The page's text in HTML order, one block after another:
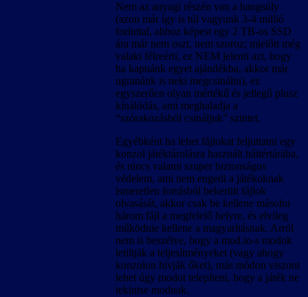
Nem az anyagi részén van a hangsúly
(azon már így is túl vagyunk 3-4 millió
forinttal, ahhoz képest egy 2 TB-os SSD
ára már nem oszt, nem szoroz; mielőtt még
valaki félreérti, ez NEM jelenti azt, hogy
ha kapnánk egyet ajándékba, akkor már
ugranánk is neki megcsinálni), ez
egyszerűen olyan mértékű és jellegű plusz
kínálódás, ami meghaladja a
“szórakozásból csináljuk” szintet.
Egyébként ha lehet fájlokat feljuttatni egy
konzol játéktárolásra használt háttértárába,
és nincs valami szuper biztonságos
védelem, ami nem engedi a játékoknak
ismeretlen forrásból bekerült fájlok
olvasását, akkor csak be kellene másolni
három fájl a megfelelő helyre, és elvileg
működnie kellene a magyarításnak. Arról
nem is beszélve, hogy a mod.io-s modok
letiltják a teljesítményeket (vagy ahogy
konzolon hívják őket), más módon viszont
lehet úgy modot telepíteni, hogy a játék ne
tekintse modnak.